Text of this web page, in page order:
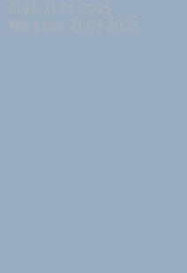
Créé: 21-09-2025
Mis à jour: 21-09-2025